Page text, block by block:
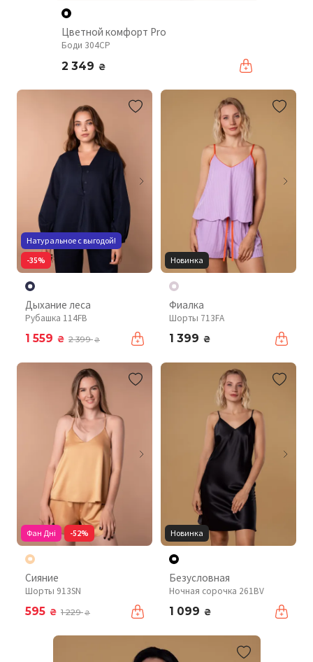
Цветной комфорт Pro
Боди 304CP
2 349 ₴
Натуральное с выгодой!
-35%
Дыхание леса
Рубашка 114FB
1 559 ₴ 2 399₴
Новинка
Фиалка
Шорты 713FA
1 399 ₴
Фан Дні -52%
Сияние
Шорты 913SN
595 ₴ 1 229₴
Новинка
Безусловная
Ночная сорочка 261BV
1 099 ₴